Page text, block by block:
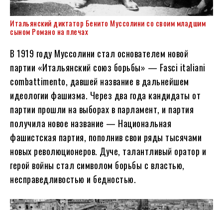
Итальянский диктатор Бенито Муссолини со своим младшим
сыном Романо на плечах
В 1919 году Муссолини стал основателем новой
партии «Итальянский союз борьбы» — Fasci italiani
combattimento, давшей название в дальнейшем
идеологии фашизма. Через два года кандидаты от
партии прошли на выборах в парламент, и партия
получила новое название — Национальная
фашистская партия, пополнив свои ряды тысячами
новых революционеров. Дуче, талантливый оратор и
герой войны стал символом борьбы с властью,
несправедливостью и бедностью.